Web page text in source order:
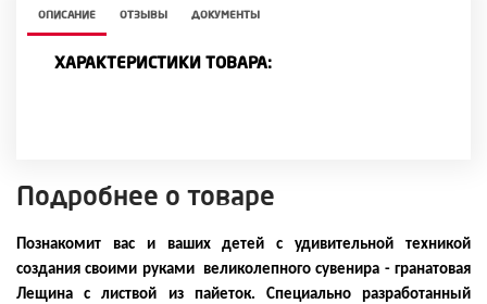
ОПИСАНИЕ ОТЗЫВЫ ДОКУМЕНТЫ
ХАРАКТЕРИСТИКИ ТОВАРА:
Подробнее о товаре
Познакомит вас и ваших детей с удивительной техникой
создания своими руками великолепного сувенира - гранатовая
Лещина с листвой из пайеток. Специально разработанный